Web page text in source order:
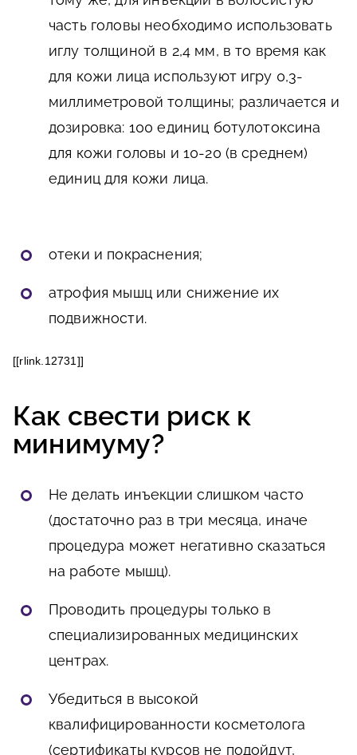
часть головы необходимо использовать
иглу толщиной в 2,4 мм, в то время как
для кожи лица используют игру 0,3-
миллиметровой толщины; различается и
дозировка: 100 единиц ботулотоксина
для кожи головы и 10-20 (в среднем)
единиц для кожи лица.
отеки и покраснения;
атрофия мышц или снижение их
подвижности.
[[rlink.12731]]
Как свести риск к
минимуму?
Не делать инъекции слишком часто
(достаточно раз в три месяца, иначе
процедура может негативно сказаться
на работе мышц).
Проводить процедуры только в
специализированных медицинских
центрах.
Убедиться в высокой
квалифицированности косметолога
(сертификаты курсов не подойдут,